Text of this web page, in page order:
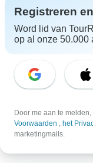
Vanaf
Vanaf Zondag
6 sep. 2026
Vanaf:
Aanmeldento
Registreren
Word lid van
op al onze 50.000
Door me aan te
Voorwaarden , het
marketingmails.